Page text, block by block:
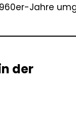
Jahre
der